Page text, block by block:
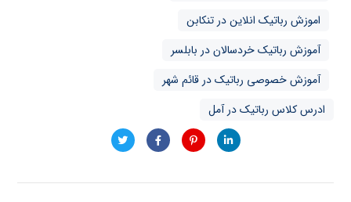
اموزش رباتیک انلاین در تنکابن
آموزش رباتیک خردسالان در بابلسر
آموزش خصوصی رباتیک در قائم شهر
ادرس کلاس رباتیک در آمل